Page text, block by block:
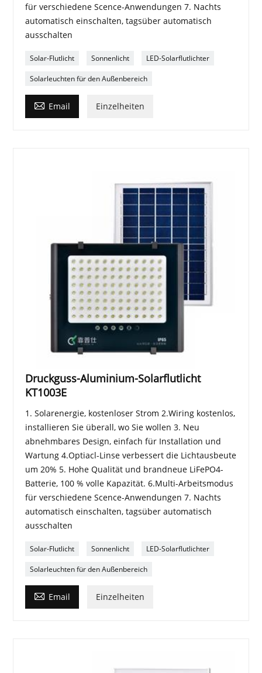
für verschiedene Scence-Anwendungen 7. Nachts
automatisch einschalten, tagsüber automatisch
ausschalten
Solar-Flutlicht Sonnenlicht LED-Solarflutlichter
Solarleuchten für den Außenbereich
 Email Einzelheiten
Druckguss-Aluminium-Solarflutlicht
KT1003E
1. Solarenergie, kostenloser Strom 2.Wiring kostenlos,
installieren Sie überall, wo Sie wollen 3. Neu
abnehmbares Design, einfach für Installation und
Wartung 4.Optiacl-Linse verbessert die Lichtausbeute
um 20% 5. Hohe Qualität und brandneue LiFePO4-
Batterie, 100 % volle Kapazität. 6.Multi-Arbeitsmodus
für verschiedene Scence-Anwendungen 7. Nachts
automatisch einschalten, tagsüber automatisch
ausschalten
Solar-Flutlicht Sonnenlicht LED-Solarflutlichter
Solarleuchten für den Außenbereich
 Email Einzelheiten